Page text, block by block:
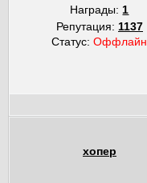
Награды: 1
Репутация: 1137
Статус:Оффлайн
хопер